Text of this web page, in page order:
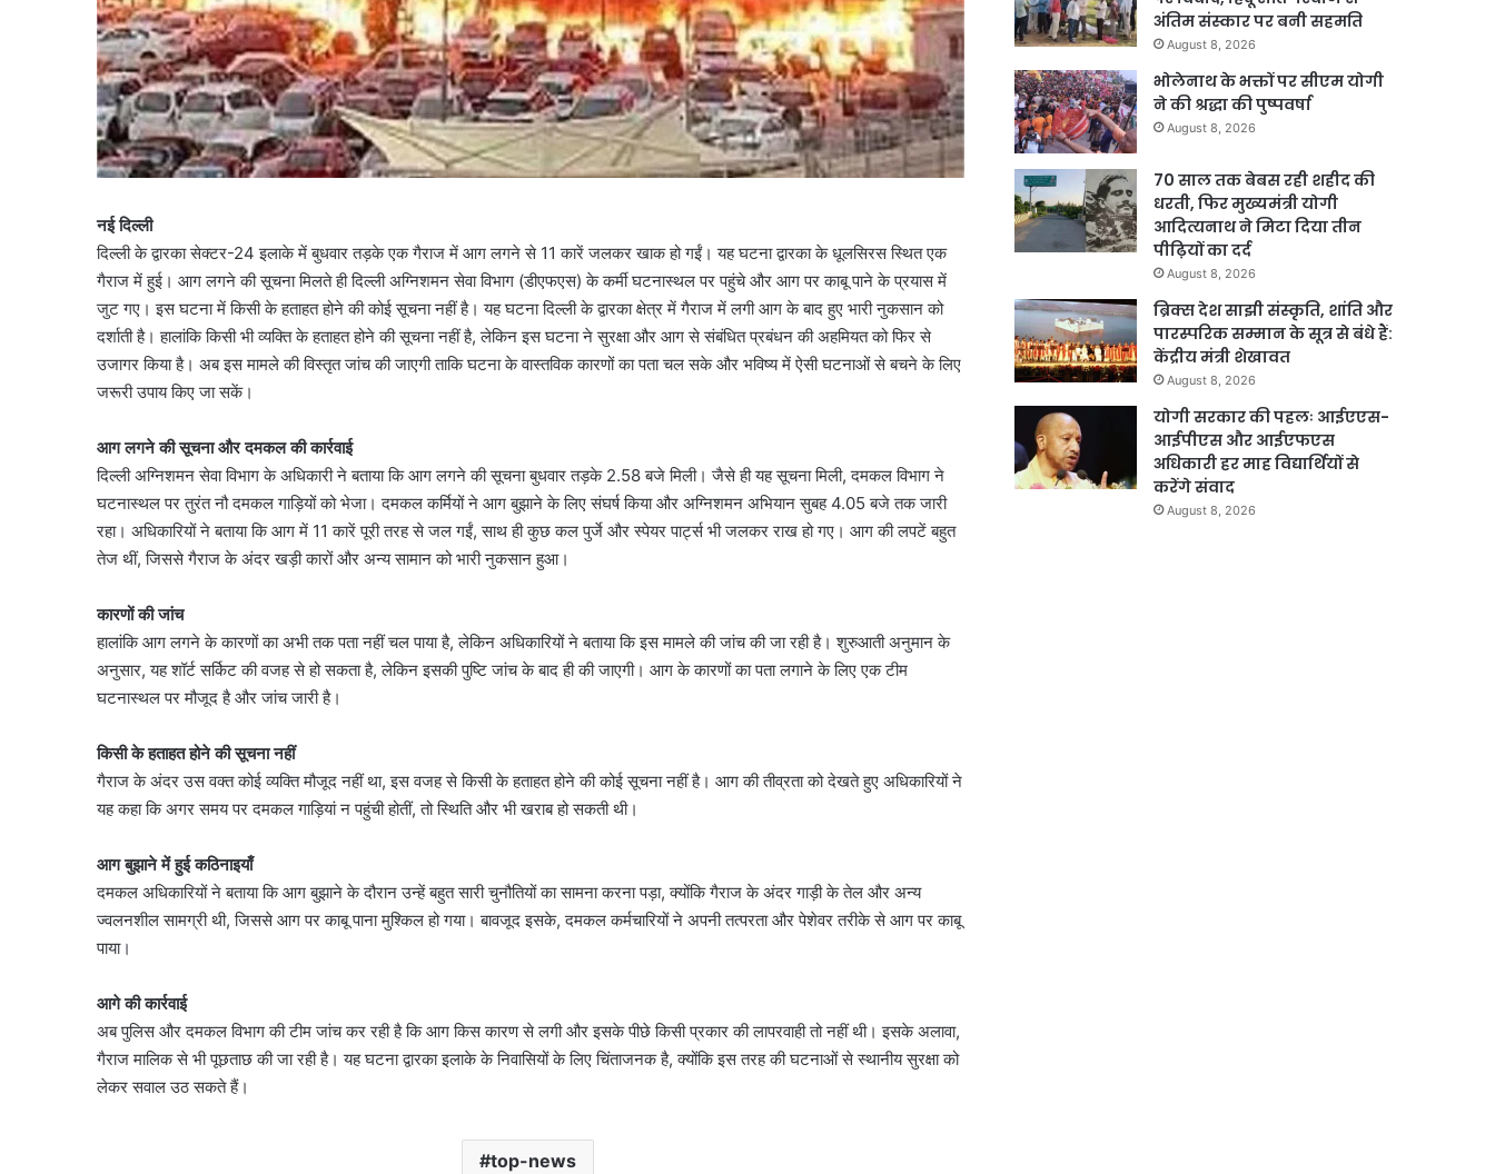
नई दिल्ली
दिल्ली के द्वारका सेक्टर-24 इलाके में बुधवार तड़के एक गैराज में आग लगने से 11 कारें जलकर खाक हो गईं। यह घटना द्वारका के धूलसिरस स्थित एक
गैराज में हुई। आग लगने की सूचना मिलते ही दिल्ली अग्निशमन सेवा विभाग (डीएफएस) के कर्मी घटनास्थल पर पहुंचे और आग पर काबू पाने के प्रयास में
जुट गए। इस घटना में किसी के हताहत होने की कोई सूचना नहीं है। यह घटना दिल्ली के द्वारका क्षेत्र में गैराज में लगी आग के बाद हुए भारी नुकसान को
दर्शाती है। हालांकि किसी भी व्यक्ति के हताहत होने की सूचना नहीं है, लेकिन इस घटना ने सुरक्षा और आग से संबंधित प्रबंधन की अहमियत को फिर से
उजागर किया है। अब इस मामले की विस्तृत जांच की जाएगी ताकि घटना के वास्तविक कारणों का पता चल सके और भविष्य में ऐसी घटनाओं से बचने के लिए
जरूरी उपाय किए जा सकें।
आग लगने की सूचना और दमकल की कार्रवाई
दिल्ली अग्निशमन सेवा विभाग के अधिकारी ने बताया कि आग लगने की सूचना बुधवार तड़के 2.58 बजे मिली। जैसे ही यह सूचना मिली, दमकल विभाग ने
घटनास्थल पर तुरंत नौ दमकल गाड़ियों को भेजा। दमकल कर्मियों ने आग बुझाने के लिए संघर्ष किया और अग्निशमन अभियान सुबह 4.05 बजे तक जारी
रहा। अधिकारियों ने बताया कि आग में 11 कारें पूरी तरह से जल गईं, साथ ही कुछ कल पुर्जे और स्पेयर पार्ट्स भी जलकर राख हो गए। आग की लपटें बहुत
तेज थीं, जिससे गैराज के अंदर खड़ी कारों और अन्य सामान को भारी नुकसान हुआ।
कारणों की जांच
हालांकि आग लगने के कारणों का अभी तक पता नहीं चल पाया है, लेकिन अधिकारियों ने बताया कि इस मामले की जांच की जा रही है। शुरुआती अनुमान के
अनुसार, यह शॉर्ट सर्किट की वजह से हो सकता है, लेकिन इसकी पुष्टि जांच के बाद ही की जाएगी। आग के कारणों का पता लगाने के लिए एक टीम
घटनास्थल पर मौजूद है और जांच जारी है।
किसी के हताहत होने की सूचना नहीं
गैराज के अंदर उस वक्त कोई व्यक्ति मौजूद नहीं था, इस वजह से किसी के हताहत होने की कोई सूचना नहीं है। आग की तीव्रता को देखते हुए अधिकारियों ने
यह कहा कि अगर समय पर दमकल गाड़ियां न पहुंची होतीं, तो स्थिति और भी खराब हो सकती थी।
आग बुझाने में हुई कठिनाइयाँ
दमकल अधिकारियों ने बताया कि आग बुझाने के दौरान उन्हें बहुत सारी चुनौतियों का सामना करना पड़ा, क्योंकि गैराज के अंदर गाड़ी के तेल और अन्य
ज्वलनशील सामग्री थी, जिससे आग पर काबू पाना मुश्किल हो गया। बावजूद इसके, दमकल कर्मचारियों ने अपनी तत्परता और पेशेवर तरीके से आग पर काबू
पाया।
आगे की कार्रवाई
अब पुलिस और दमकल विभाग की टीम जांच कर रही है कि आग किस कारण से लगी और इसके पीछे किसी प्रकार की लापरवाही तो नहीं थी। इसके अलावा,
गैराज मालिक से भी पूछताछ की जा रही है। यह घटना द्वारका इलाके के निवासियों के लिए चिंताजनक है, क्योंकि इस तरह की घटनाओं से स्थानीय सुरक्षा को
लेकर सवाल उठ सकते हैं।
top-news
अंतिम संस्कार पर बनी सहमति
August 8, 2026
भोलेनाथ के भक्तों पर सीएम योगी
ने की श्रद्धा की पुष्पवर्षा
August 8, 2026
70 साल तक बेबस रही शहीद की
धरती, फिर मुख्यमंत्री योगी
आदित्यनाथ ने मिटा दिया तीन
पीढ़ियों का दर्द
August 8, 2026
ब्रिक्स देश साझी संस्कृति, शांति और
पारस्परिक सम्मान के सूत्र से बंधे हैं:
केंद्रीय मंत्री शेखावत
August 8, 2026
योगी सरकार की पहलः आईएएस-
आईपीएस और आईएफएस
अधिकारी हर माह विद्यार्थियों से
करेंगे संवाद
August 8, 2026